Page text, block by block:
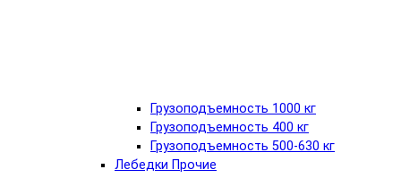
Грузоподъемность 1000 кг
Грузоподъемность 400 кг
Грузоподъемность 500-630 кг
Лебедки Прочие